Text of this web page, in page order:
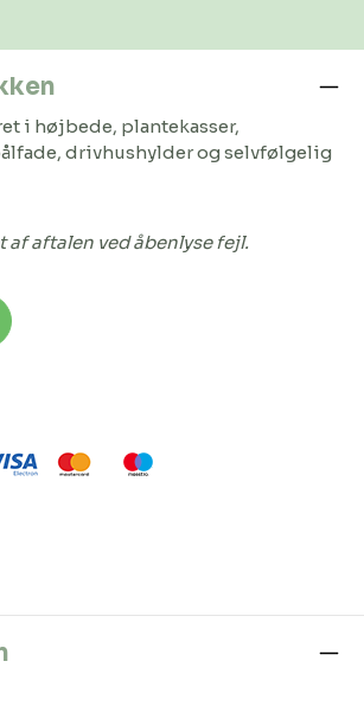
i højbede, plantekasser,
drivhushylder og selvfølgelig
af aftalen ved åbenlyse fejl.